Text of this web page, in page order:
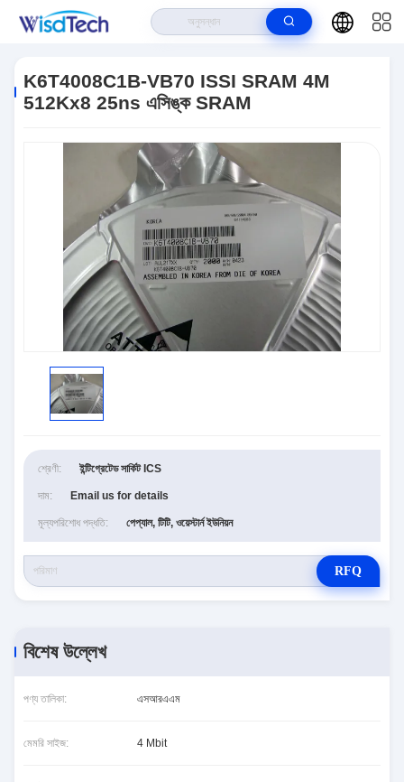
512Kx8 25ns এসিঙ্ক SRAM
K6T4008C1B-VB70 ISSI SRAM 4M
512Kx8 25ns এসিঙ্ক SRAM
শ্রেণী: ইন্টিগ্রেটেড সার্কিট ICS
দাম: Email us for details
মূল্যপরিশোধ পদ্ধতি: পেপ্যাল, টিটি, ওয়েস্টার্ন ইউনিয়ন
RFQ
বিশেষ উল্লেখ
পণ্য তালিকা: এসআরএএম
মেমরি সাইজ: 4 Mbit